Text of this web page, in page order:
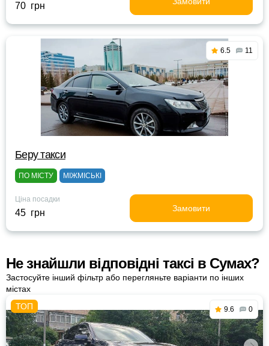
70 грн
6.5 11
Беру такси
ПО МІСТУ МІЖМІСЬКІ
Ціна посадки
45 грн Замовити
Не знайшли відповідні таксі в Сумах?
Застосуйте інший фільтр або перегляньте варіанти по інших
містах
9.6 0